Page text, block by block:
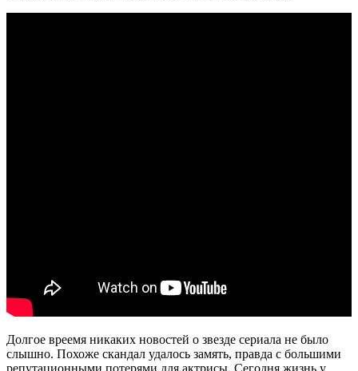
Долгое вреемя никаких новостей о звезде сериала не было
слышно. Похоже скандал удалось замять, правда с большими
репутационными потерями для актрисы. Сегодня жизнь у